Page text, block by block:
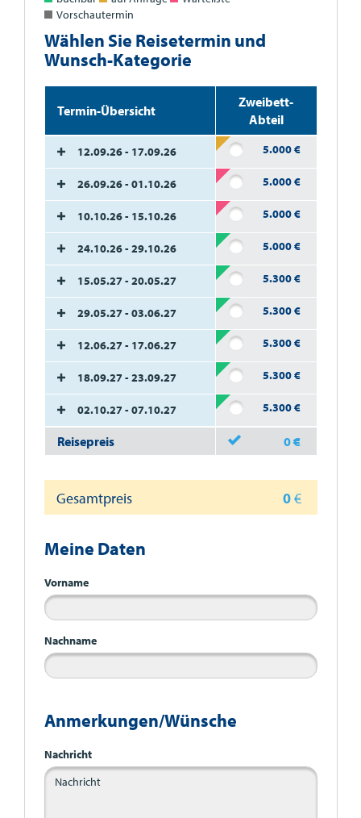
Vorschautermin
Wählen Sie Reisetermin und
Wunsch-Kategorie
Termin-Übersicht
Zweibett-
Abteil
Reisepreis 0€
12.09.26 - 17.09.26 5.000€
26.09.26 - 01.10.26 5.000€
10.10.26 - 15.10.26 5.000€
24.10.26 - 29.10.26 5.000€
15.05.27 - 20.05.27 5.300€
29.05.27 - 03.06.27 5.300€
12.06.27 - 17.06.27 5.300€
18.09.27 - 23.09.27 5.300€
02.10.27 - 07.10.27 5.300€
Gesamtpreis 0€
Meine Daten
Vorname
Nachname
Anmerkungen/Wünsche
Nachricht